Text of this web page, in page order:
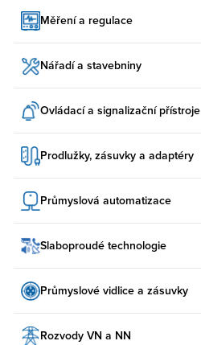
Měření a regulace
Nářadí a stavebniny
Ovládací a signalizační přístroje
Prodlužky, zásuvky a adaptéry
Průmyslová automatizace
Slaboproudé technologie
Průmyslové vidlice a zásuvky
Rozvody VN a NN